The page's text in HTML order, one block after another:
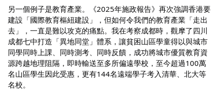
另一個例子是教育產業。《2025年施政報告》再次強調香港要
建設「國際教育樞紐建設」，但如何令我們的教育產業「走出
去」，一直是難以攻克的痛點。我在考察成都時，觀摩了四川
成都七中打造「異地同堂」體系，讓貧困山區學童得以與城市
同學同時上課、同時測考、同時反饋，成功將城市優質教育資
源跨越地理阻隔，即時輸送至多所偏遠學校，至今超過100萬
名山區學生因此受惠，更有144名遠端學子考入清華、北大等
名校。